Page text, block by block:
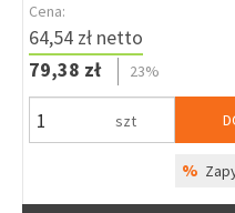
Cena:
64,54 zł netto
79,38 zł
23%
szt
%